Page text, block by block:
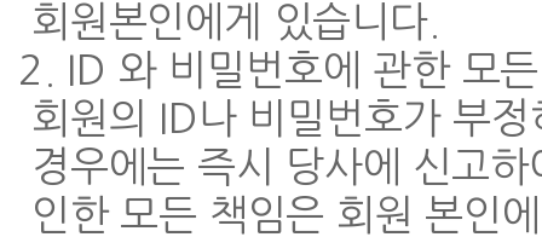
회원본인에게 있습니다.
2. ID 와 비밀번호에 관한 모
회원의 ID나 비밀번호가 부
경우에는 즉시 당사에 신고
인한 모든 책임은 회원 본인